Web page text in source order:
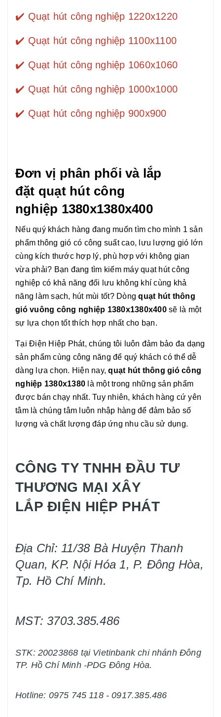
✔️ Quạt hút công nghiệp 1220x1220
✔️ Quạt hút công nghiệp 1100x1100
✔️ Quạt hút công nghiệp 1060x1060
✔️ Quạt hút công nghiệp 1000x1000
✔️ Quạt hút công nghiệp 900x900
Đơn vị phân phối và lắp
đặt quạt hút công
nghiệp 1380x1380x400
Nếu quý khách hàng đang muốn tìm cho mình 1 sản
phẩm thông gió có công suất cao, lưu lượng gió lớn
cùng kích thước hợp lý, phù hợp với không gian
vừa phải? Bạn đang tìm kiếm máy quạt hút công
nghiệp có khả năng đối lưu không khí cùng khả
năng làm sạch, hút mùi tốt? Dòngquạt hút thông
gió vuông công nghiệp 1380x1380x400sẽ là một
sự lựa chọn tốt thích hợp nhất cho bạn.
Tại Điện Hiệp Phát, chúng tôi luôn đảm bảo đa dạng
sản phẩm cùng công năng để quý khách có thể dễ
dàng lựa chọn. Hiện nay,quạt hút thông gió công
nghiệp 1380x1380 là một trong những sản phẩm
được bán chạy nhất. Tuy nhiên, khách hàng cứ yên
tâm là chúng tâm luôn nhập hàng để đảm bảo số
lượng và chất lượng đáp ứng nhu cầu sử dụng.
CÔNG TY TNHH ĐẦU TƯ
THƯƠNG MẠI XÂY
LẮP ĐIỆN HIỆP PHÁT
Địa Chỉ: 11/38 Bà Huyện Thanh
Quan, KP. Nội Hóa 1, P. Đông Hòa,
Tp. Hồ Chí Minh.
MST: 3703.385.486
STK: 20023868 tại Vietinbank chi nhánh Đông
TP. Hồ Chí Minh -PDG Đông Hòa.
Hotline: 0975 745 118 - 0917.385.486